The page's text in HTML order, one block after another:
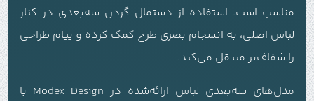
مناسب است. استفاده از دستمال گردن سه‌بعدی در کنار
لباس اصلی، به انسجام بصری طرح کمک کرده و پیام طراحی
را شفاف‌تر منتقل می‌کند.
مدل‌های سه‌بعدی لباس ارائه‌شده در Modex Design با